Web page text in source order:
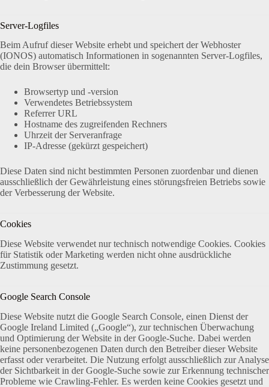
Server-Logfiles
Beim Aufruf dieser Website erhebt und speichert der Webhoster
(IONOS) automatisch Informationen in sogenannten Server-Logfiles,
die dein Browser übermittelt:
Browsertyp und -version
Verwendetes Betriebssystem
Referrer URL
Hostname des zugreifenden Rechners
Uhrzeit der Serveranfrage
IP-Adresse (gekürzt gespeichert)
Diese Daten sind nicht bestimmten Personen zuordenbar und dienen
ausschließlich der Gewährleistung eines störungsfreien Betriebs sowie
der Verbesserung der Website.
Cookies
Diese Website verwendet nur technisch notwendige Cookies. Cookies
für Statistik oder Marketing werden nicht ohne ausdrückliche
Zustimmung gesetzt.
Google Search Console
Diese Website nutzt die Google Search Console, einen Dienst der
Google Ireland Limited („Google“), zur technischen Überwachung
und Optimierung der Website in der Google-Suche. Dabei werden
keine personenbezogenen Daten durch den Betreiber dieser Website
erfasst oder verarbeitet. Die Nutzung erfolgt ausschließlich zur Analyse
der Sichtbarkeit in der Google-Suche sowie zur Erkennung technischer
Probleme wie Crawling-Fehler. Es werden keine Cookies gesetzt und